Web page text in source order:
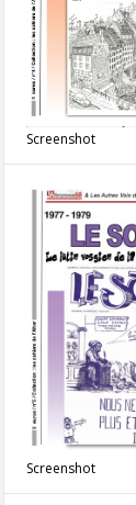
Screenshot
Screenshot